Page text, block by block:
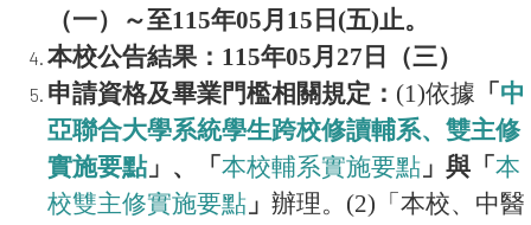
（一）～至115年05月15日(五)止。
本校公告結果：115年05月27日（三）
申請資格及畢業門檻相關規定： (1)依據 「 中
亞聯合大學系統學生跨校修讀輔系、雙主修
實施要點」、「 本校輔系實施要點 」與「 本
校雙主修實施要點 」 辦理。(2)「本校、中醫